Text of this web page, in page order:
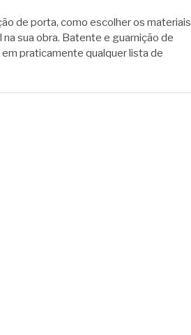
de porta, como escolher os materiais
sua obra. Batente e guarnição de
praticamente qualquer lista de